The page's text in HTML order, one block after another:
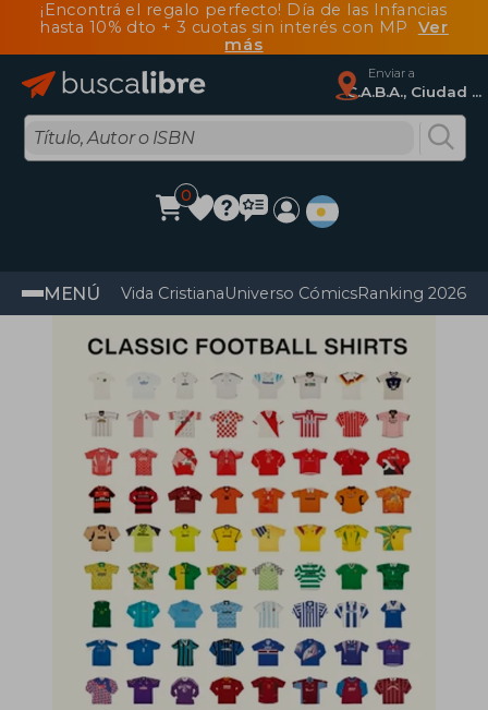
¡Encontrá el regalo perfecto! Día de las Infancias
hasta 10% dto + 3 cuotas sin interés con MP Ver
más
Enviar a
C.A.B.A., Ciudad Autónoma De Buenos Aires
0
MENÚ Vida CristianaUniverso CómicsRanking 2026